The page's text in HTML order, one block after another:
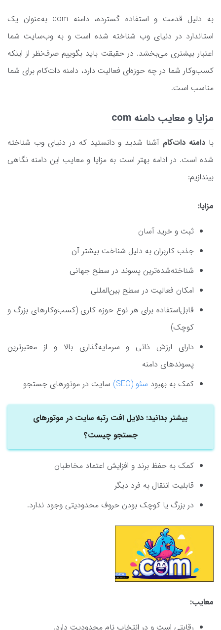
به دلیل قدمت و استفاده گسترده، دامنه com به‌عنوان یک
استاندارد در دنیای وب شناخته شده است و به وب‌سایت شما
اعتبار بیشتری می‌بخشد. در حقیقت باید بگوییم صرف‌نظر از اینکه
کسب‌وکار شما در چه حوزه‌ای فعالیت دارد، دامنه دات‌کام برای شما
مناسب است.
مزایا و معایب دامنه com
با دامنه دات‌کام آشنا شدید و دانستید که در دنیای وب شناخته
شده است. در ادامه بهتر است به مزایا و معایب این دامنه نگاهی
بیندازیم:
مزایا:
ثبت و خرید آسان
جذب کاربران به دلیل شناخت بیشتر آن
شناخته‌شده‌ترین پسوند در سطح جهانی
امکان فعالیت در سطح بین‌المللی
قابل‌استفاده برای هر نوع حوزه کاری (کسب‌وکارهای بزرگ و
کوچک)
دارای ارزش ذاتی و سرمایه‌گذاری بالا و از معتبرترین
پسوندهای دامنه
کمک به بهبود سئو (SEO) سایت در موتورهای جستجو
بیشتر بدانید: دلایل افت رتبه سایت در موتورهای
جستجو چیست؟
کمک به حفظ برند و افزایش اعتماد مخاطبان
قابلیت انتقال به فرد دیگر
در بزرگ یا کوچک بودن حروف محدودیتی وجود ندارد.
معایب:
رقابتی است و در انتخاب نام محدودیت دارد.